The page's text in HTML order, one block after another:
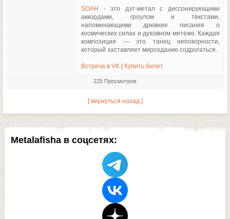
Metalafisha в соцсетях:
SOAH
- это дэт-метал с диссонирующими
аккордами, гроулом и текстами,
напоминающими древние писания о
космических силах и духовном мятеже. Каждая
композиция — это танец непокорности,
который заставляет мироздание содрогаться.
Встреча в VK Купить билет
225 Просмотров
[ вернуться назад ]